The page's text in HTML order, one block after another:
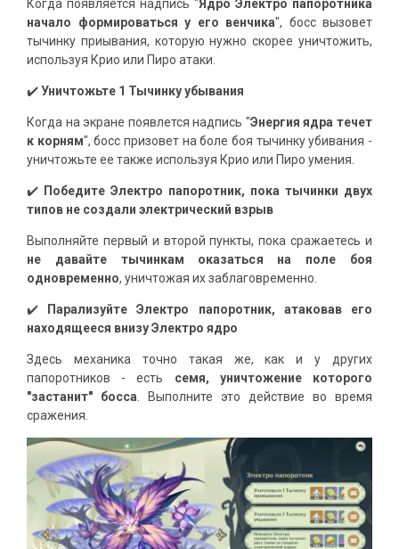
Когда появляется надпись "Ядро Электро папоротника
начало формироваться у его венчика", босс вызовет
тычинку приывания, которую нужно скорее уничтожить,
используя Крио или Пиро атаки.
✔️Уничтожьте 1 Тычинку убывания
Когда на экране появлется надпись "Энергия ядра течет
к корням", босс призовет на боле боя тычинку убивания -
уничтожьте ее также используя Крио или Пиро умения.
✔️ Победите Электро папоротник, пока тычинки двух
типов не создали электрический взрыв
Выполняйте первый и второй пункты, пока сражаетесь и
не давайте тычинкам оказаться на поле боя
одновременно, уничтожая их заблаговременно.
✔️ Парализуйте Электро папоротник, атаковав его
находящееся внизу Электро ядро
Здесь механика точно такая же, как и у других
папоротников - есть семя, уничтожение которого
"застанит" босса . Выполните это действие во время
сражения.